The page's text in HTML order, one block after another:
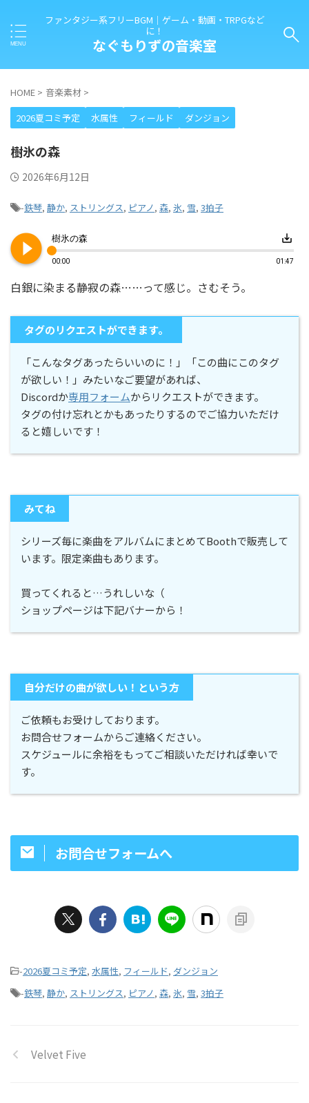
ファンタジー系フリーBGM｜ゲーム・動画・TRPGなど
に！
なぐもりずの音楽室
HOME > 音楽素材 >
2026夏コミ予定
水属性 フィールド ダンジョン
樹氷の森
2026年6月12日
-鉄琴, 静か, ストリングス, ピアノ, 森, 氷, 雪, 3拍子
play_circle_filled 樹氷の森 save_alt
00:00 01:47
白銀に染まる静寂の森……って感じ。さむそう。
タグのリクエストができます。
「こんなタグあったらいいのに！」「この曲にこのタグ
が欲しい！」みたいなご要望があれば、
Discordか専用フォームからリクエストができます。
タグの付け忘れとかもあったりするのでご協力いただけ
ると嬉しいです！
みてね
シリーズ毎に楽曲をアルバムにまとめてBoothで販売して
います。限定楽曲もあります。
買ってくれると…うれしいな（
ショップページは下記バナーから！
自分だけの曲が欲しい！という方
ご依頼もお受けしております。
お問合せフォームからご連絡ください。
スケジュールに余裕をもってご相談いただければ幸いで
す。
お問合せフォームへ
-2026夏コミ予定, 水属性, フィールド, ダンジョン
-鉄琴, 静か, ストリングス, ピアノ, 森, 氷, 雪, 3拍子
Velvet Five